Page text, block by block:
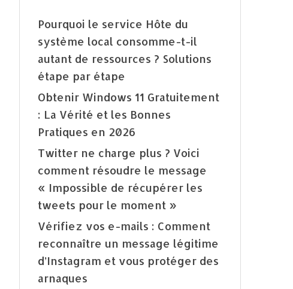
Pourquoi le service Hôte du
système local consomme-t-il
autant de ressources ? Solutions
étape par étape
Obtenir Windows 11 Gratuitement
: La Vérité et les Bonnes
Pratiques en 2026
Twitter ne charge plus ? Voici
comment résoudre le message
« Impossible de récupérer les
tweets pour le moment »
Vérifiez vos e-mails : Comment
reconnaître un message légitime
d’Instagram et vous protéger des
arnaques